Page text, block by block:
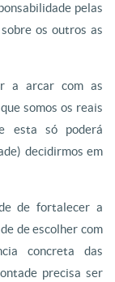
pelas
os outros as
a arcar com as
somos os reais
esta só poderá
decidirmos em
de fortalecer a
de escolher com
concreta das
precisa ser